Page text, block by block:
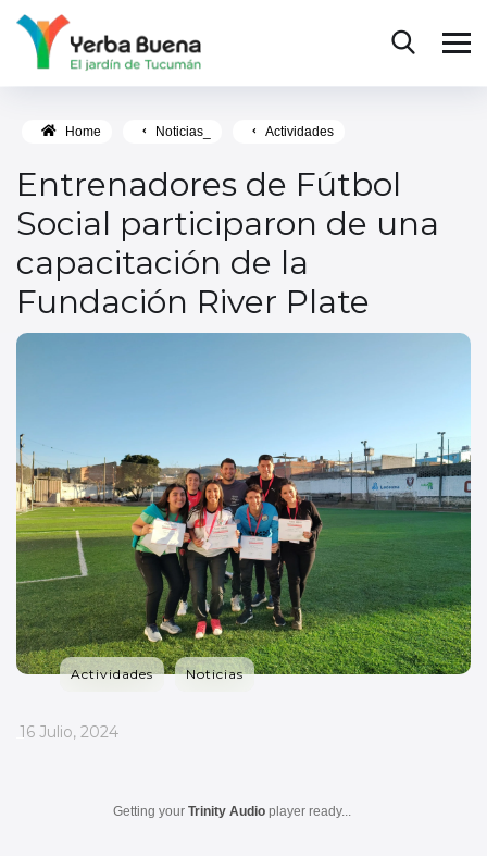
Home Noticias_ Actividades
Entrenadores de Fútbol
Social participaron de una
capacitación de la
Fundación River Plate
Actividades Noticias
_
16 Julio, 2024
Getting your Trinity Audio player ready...